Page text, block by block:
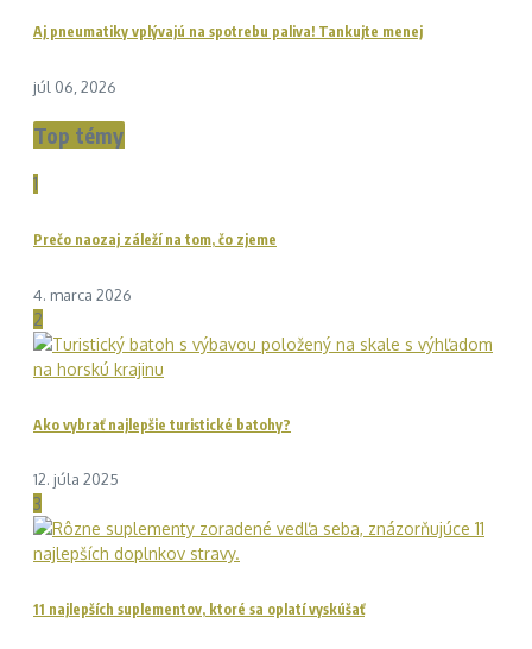
Aj pneumatiky vplývajú na spotrebu paliva! Tankujte menej
júl 06, 2026
Top témy
1
Prečo naozaj záleží na tom, čo zjeme
4. marca 2026
2
Ako vybrať najlepšie turistické batohy?
12. júla 2025
3
11 najlepších suplementov, ktoré sa oplatí vyskúšať